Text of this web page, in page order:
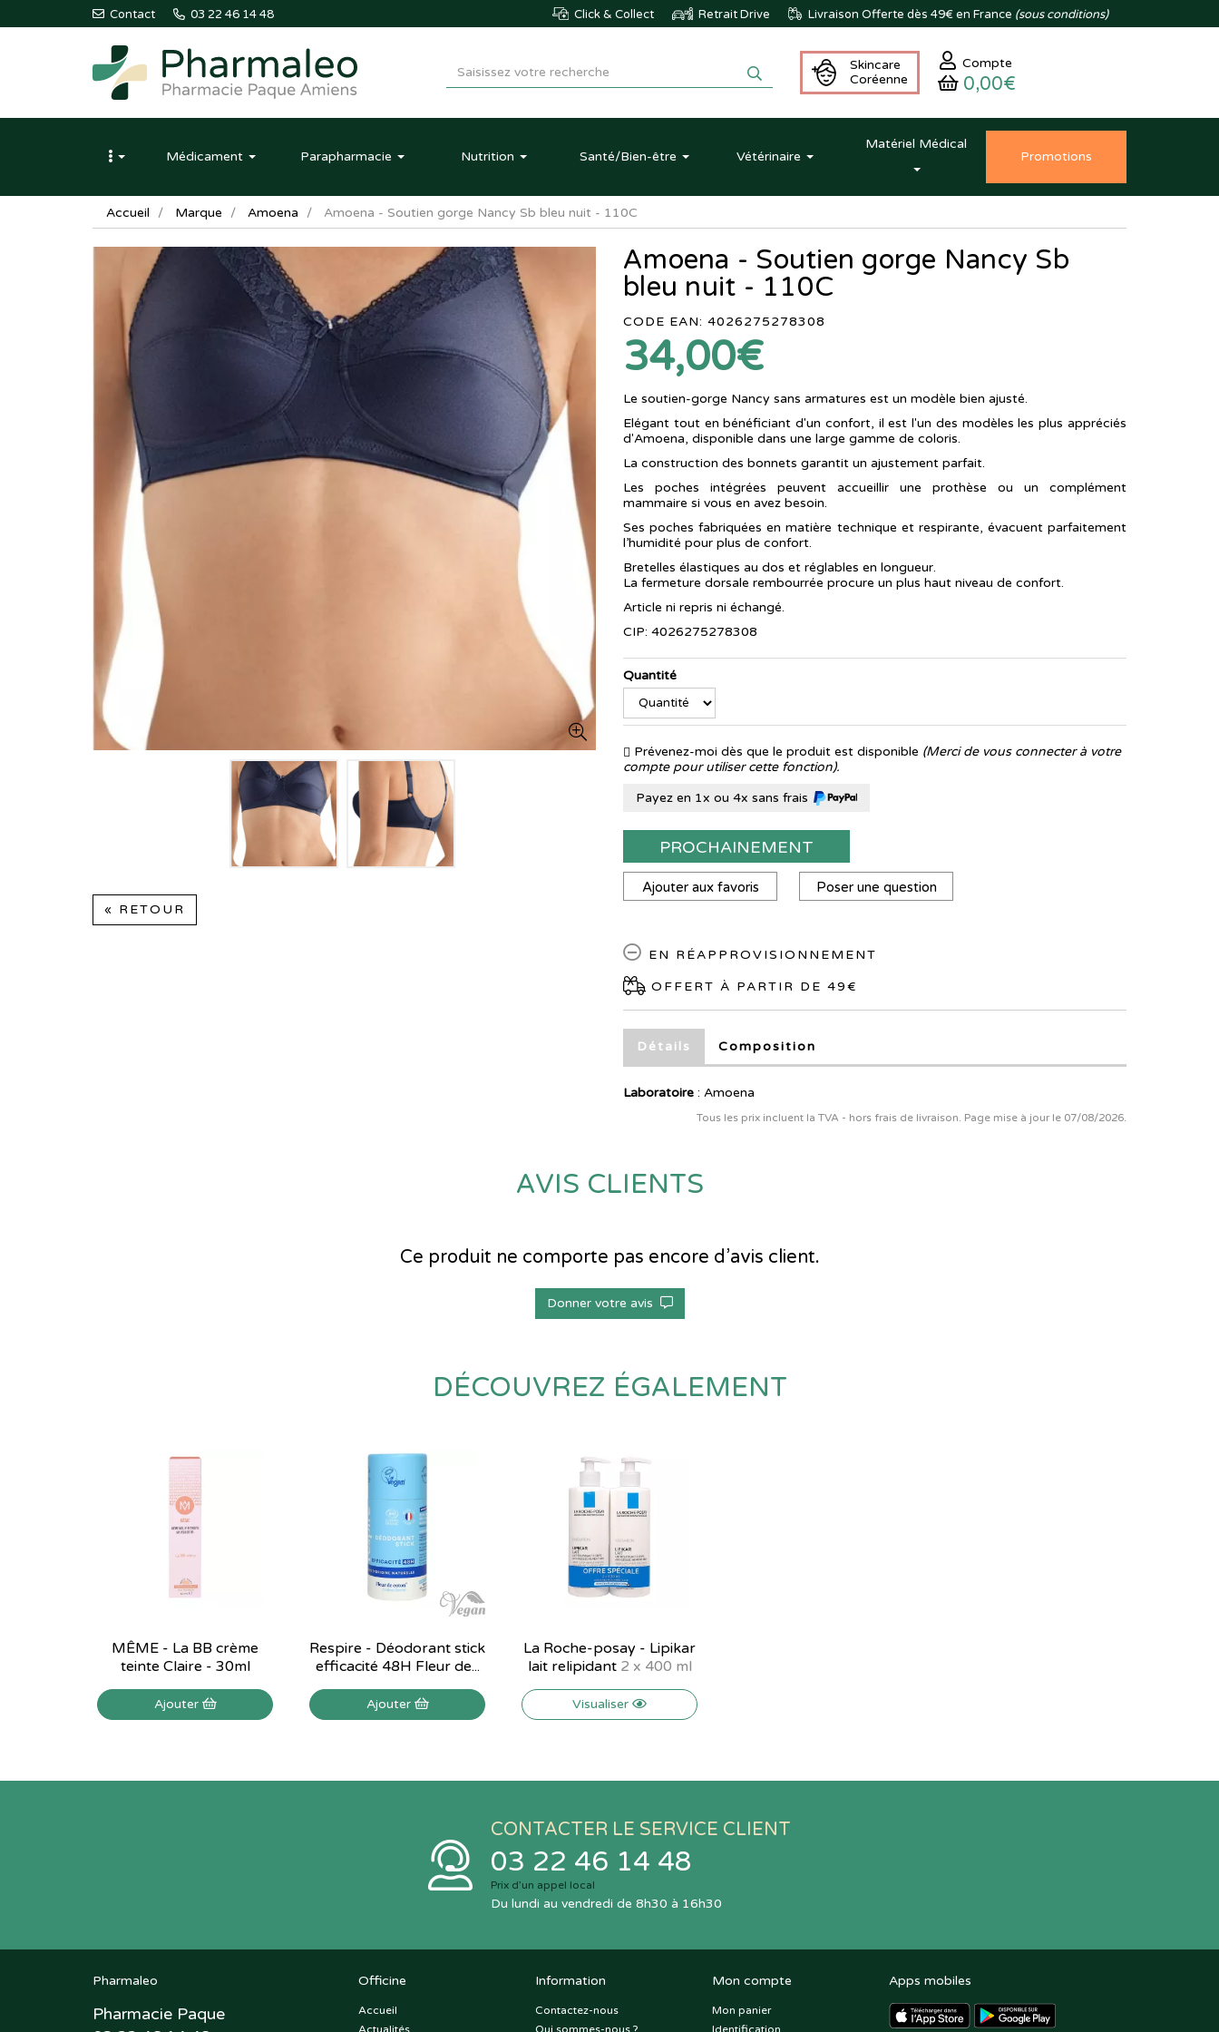
Contact 03 22 46 14 48 Click & Collect Retrait Drive Livraison Offerte dès 49€ en France (sous conditions)
Pharmaleo
Pharmacie
Paque
Amiens
Skincare
Coréenne
Compte
0,00€
Médicament Parapharmacie Nutrition Santé/Bien-être Vétérinaire
Matériel Médical
Promotions
Accueil Marque Amoena Amoena - Soutien gorge Nancy Sb bleu nuit - 110C
« RETOUR
Amoena - Soutien gorge Nancy Sb
bleu nuit - 110C
CODE EAN: 4026275278308
34,00€
Le soutien-gorge Nancy sans armatures est un modèle bien ajusté.
Elégant tout en bénéficiant d'un confort, il est l'un des modèles les plus appréciés
d'Amoena, disponible dans une large gamme de coloris.
La construction des bonnets garantit un ajustement parfait.
Les poches intégrées peuvent accueillir une prothèse ou un complément
mammaire si vous en avez besoin.
Ses poches fabriquées en matière technique et respirante, évacuent parfaitement
l’humidité pour plus de confort.
Bretelles élastiques au dos et réglables en longueur.
La fermeture dorsale rembourrée procure un plus haut niveau de confort.
Article ni repris ni échangé.
CIP: 4026275278308
Quantité
Prévenez-moi dès que le produit est disponible (Merci de vous connecter à votre
compte pour utiliser cette fonction).
Payez en 1x ou 4x sans frais
PROCHAINEMENT
Ajouter aux favoris Poser une question
EN RÉAPPROVISIONNEMENT
OFFERT À PARTIR DE 49€
Détails Composition
Laboratoire : Amoena
Tous les prix incluent la TVA - hors frais de livraison. Page mise à jour le 07/08/2026.
AVIS CLIENTS
Ce produit ne comporte pas encore d’avis client.
Donner votre avis
DÉCOUVREZ ÉGALEMENT
MÊME - La BB crème
teinte Claire - 30ml
Ajouter
Respire - Déodorant stick
efficacité 48H Fleur de...
Ajouter
La Roche-posay - Lipikar
lait relipidant2 x 400 ml
Visualiser
CONTACTER LE SERVICE CLIENT
03 22 46 14 48
Prix d’un appel local
Du lundi au vendredi de 8h30 à 16h30
Pharmaleo
Pharmacie Paque
Officine
Accueil
Actualités
Information
Contactez-nous
Qui sommes-nous ?
Mon compte
Mon panier
Identification
Apps mobiles